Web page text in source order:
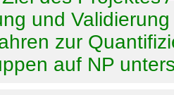
und
zur
auf NP